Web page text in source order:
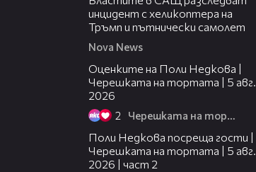
инцидент с хеликоптера на
Тръмп и пътнически самолет
Nova News
Оценките на Поли Недкова |
Черешката на тортата | 5 авг.
2026
2 Черешката на тортата
Поли Недкова посреща гости |
Черешката на тортата | 5 авг.
2026 | част 2